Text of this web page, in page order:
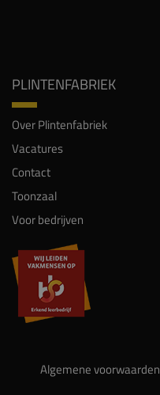
PLINTENFABRIEK
Over Plintenfabriek
Vacatures
Contact
Toonzaal
Voor bedrijven
Algemene voorwaarden